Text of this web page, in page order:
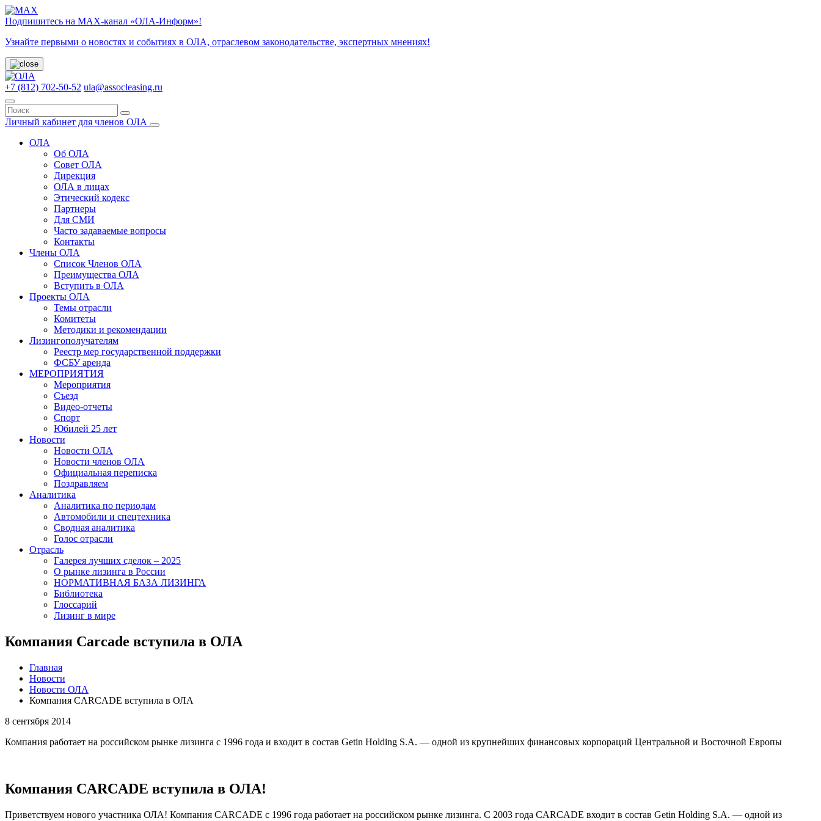
Подпишитесь на МАХ-канал «ОЛА-Информ»!
Узнайте первыми о новостях и событиях в ОЛА, отраслевом законодательстве, экспертных мнениях!
+7 (812) 702-50-52 ula@assocleasing.ru
Личный кабинет для членов ОЛА
ОЛА
Об ОЛА
Совет ОЛА
Дирекция
ОЛА в лицах
Этический кодекс
Партнеры
Для СМИ
Часто задаваемые вопросы
Контакты
Члены ОЛА
Список Членов ОЛА
Преимущества ОЛА
Вступить в ОЛА
Проекты ОЛА
Темы отрасли
Комитеты
Методики и рекомендации
Лизингополучателям
Реестр мер государственной поддержки
ФСБУ аренда
МЕРОПРИЯТИЯ
Мероприятия
Съезд
Видео-отчеты
Спорт
Юбилей 25 лет
Новости
Новости ОЛА
Новости членов ОЛА
Официальная переписка
Поздравляем
Аналитика
Аналитика по периодам
Автомобили и спецтехника
Сводная аналитика
Голос отрасли
Отрасль
Галерея лучших сделок – 2025
О рынке лизинга в России
НОРМАТИВНАЯ БАЗА ЛИЗИНГА
Библиотека
Глоссарий
Лизинг в мире
Компания Carcade вступила в ОЛА
Главная
Новости
Новости ОЛА
Компания CARCADE вступила в ОЛА
8 сентября 2014
Компания работает на российском рынке лизинга с 1996 года и входит в состав Getin Holding S.A. — одной из крупнейших финансовых корпораций Центральной и Восточной Европы
Компания CARCADE вступила в ОЛА!
Приветствуем нового участника ОЛА! Компания CARCADE с 1996 года работает на российском рынке лизинга. С 2003 года CARCADE входит в состав Getin Holding S.A. — одной из